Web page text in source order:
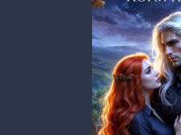
(ХЭЛЯ
ХАРМОН)